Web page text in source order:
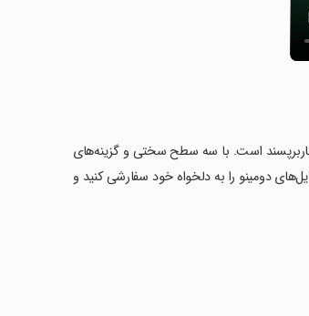
کاربرپسند است. با سه سطح سختی و گزینه‌های
دومینو را به دلخواه خود سفارشی کنید و